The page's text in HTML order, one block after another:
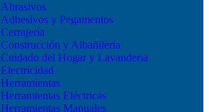
Abrasivos
Adhesivos y Pegamentos
Cerrajería
Construcción y Albañilería
Cuidado del Hogar y Lavanderia
Electricidad
Herramientas
Herramientas Eléctricas
Herramientas Manuales